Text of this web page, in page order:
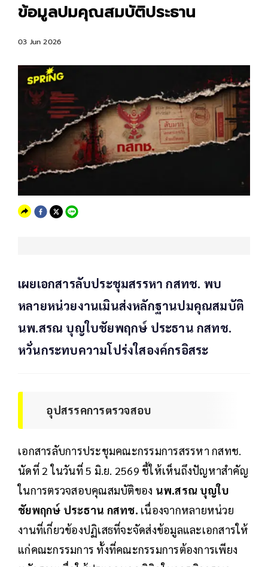
ข้อมูลปมคุณสมบัติประธาน
03 Jun 2026
เผยเอกสารลับประชุมสรรหา กสทช. พบ
หลายหน่วยงานเมินส่งหลักฐานปมคุณสมบัติ
นพ.สรณ บุญใบชัยพฤกษ์ ประธาน กสทช.
หวั่นกระทบความโปร่งใสองค์กรอิสระ
อุปสรรคการตรวจสอบ
เอกสารลับการประชุมคณะกรรมการสรรหา กสทช.
นัดที่ 2 ในวันที่ 5 มิ.ย. 2569 ชี้ให้เห็นถึงปัญหาสำคัญ
ในการตรวจสอบคุณสมบัติของ นพ.สรณ บุญใบ
ชัยพฤกษ์ ประธาน กสทช. เนื่องจากหลายหน่วย
งานที่เกี่ยวข้องปฏิเสธที่จะจัดส่งข้อมูลและเอกสารให้
แก่คณะกรรมการ ทั้งที่คณะกรรมการต้องการเพียง